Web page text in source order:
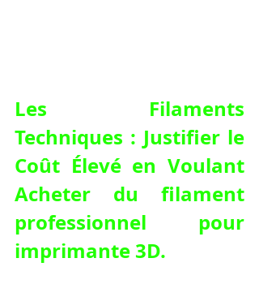
Les Filaments
Techniques : Justifier le
Acheter du filament
professionnel pour
imprimante 3D.